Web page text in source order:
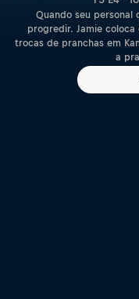
Quando seu personal
progredir. Jamie
trocas de pranchas em
a